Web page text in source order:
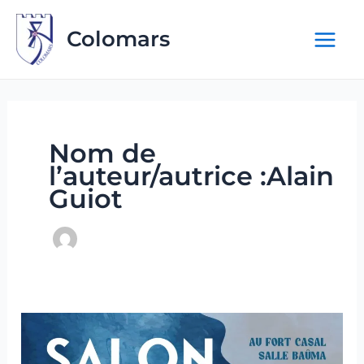
Aller
contenu
Colomars
Nom de
l’auteur/autrice :Alain
Guiot